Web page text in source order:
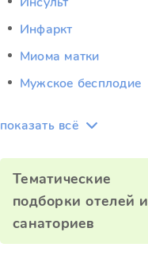
Инфаркт
Миома матки
Мужское бесплодие
показать всё
Тематические
подборки отелей и
санаториев